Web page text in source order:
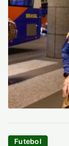
Futebol